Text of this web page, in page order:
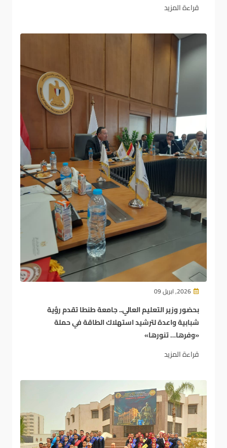
قراءة المزيد
2026, ابريل 09
بحضور وزير التعليم العالي.. جامعة طنطا تقدم رؤية
شبابية واعدة لترشيد استهلاك الطاقة في حملة
«وفرها… تنورها»
قراءة المزيد